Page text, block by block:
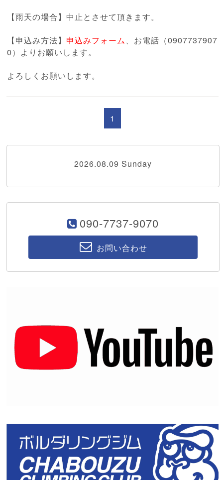
【雨天の場合】中止とさせて頂きます。
【申込み方法】 申込みフォーム、お電話（0907737907
0）よりお願いします。
よろしくお願いします。
1
2026.08.09 Sunday
090-7737-9070
お問い合わせ